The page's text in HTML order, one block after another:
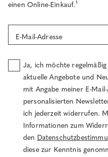
einen Online-Einkauf.¹
E-Mail-Adresse
Ja, ich möchte
aktuelle Angebote und
mit Angabe meiner E-
personalisierten
ich jederzeit widerrufen.
Informationen zum
den
diese zur Kenntnis